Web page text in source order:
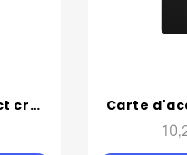
Porte-clés sans contact crypté pour clavier KeyPad Plus : Ajax TAG